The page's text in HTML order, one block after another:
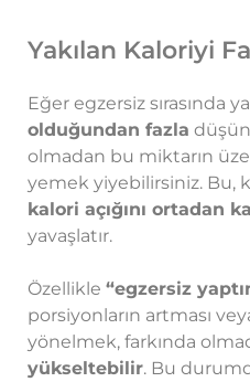
Yakılan Kaloriyi
Eğer egzersiz sırasında
olduğundan fazla
olmadan bu miktarın
yemek yiyebilirsiniz. Bu,
kalori açığını ortadan
yavaşlatır.
Özellikle “egzersiz
porsiyonların artması
yönelmek, farkında
yükseltebilir. Bu